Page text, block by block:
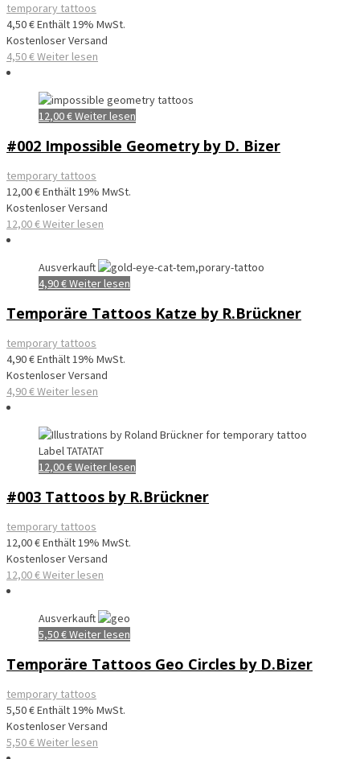
temporary tattoos
4,50€Enthält 19% MwSt.
Kostenloser Versand
4,50€Weiter lesen
12,00€Weiter lesen
#002 Impossible Geometry by D. Bizer
temporary tattoos
12,00€Enthält 19% MwSt.
Kostenloser Versand
12,00€Weiter lesen
Ausverkauft
4,90€Weiter lesen
Temporäre Tattoos Katze by R.Brückner
temporary tattoos
4,90€Enthält 19% MwSt.
Kostenloser Versand
4,90€Weiter lesen
12,00€Weiter lesen
#003 Tattoos by R.Brückner
temporary tattoos
12,00€Enthält 19% MwSt.
Kostenloser Versand
12,00€Weiter lesen
Ausverkauft
5,50€Weiter lesen
Temporäre Tattoos Geo Circles by D.Bizer
temporary tattoos
5,50€Enthält 19% MwSt.
Kostenloser Versand
5,50€Weiter lesen